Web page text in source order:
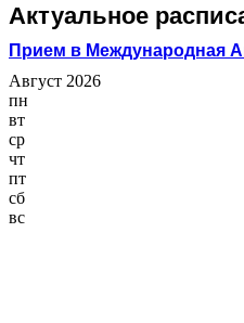
Актуальное
Прием в Международная
Август 2026
пн
вт
ср
чт
пт
сб
вс